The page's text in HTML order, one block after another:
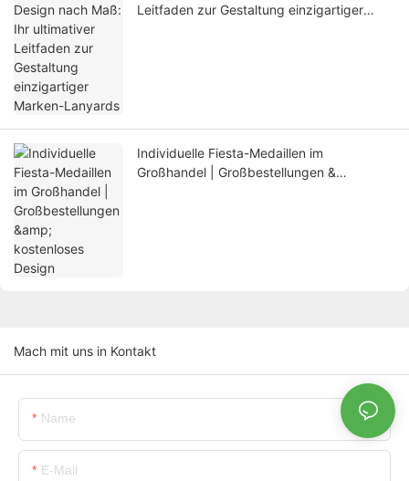
Leitfaden zur Gestaltung einzigartiger
Individuelle Fiesta-Medaillen im
Großhandel | Großbestellungen &
Mach mit uns in Kontakt
Name
E-Mail